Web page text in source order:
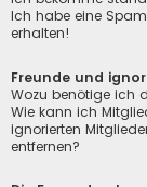
Ich habe eine
erhalten!
Freunde und
Wozu benötige ich
Wie kann ich
ignorierten
entfernen?